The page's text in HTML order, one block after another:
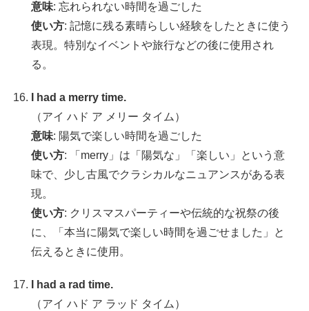
意味: 忘れられない時間を過ごした
使い方: 記憶に残る素晴らしい経験をしたときに使う
表現。特別なイベントや旅行などの後に使用され
る。
I had a merry time.
（アイ ハド ア メリー タイム）
意味: 陽気で楽しい時間を過ごした
使い方: 「merry」は「陽気な」「楽しい」という意
味で、少し古風でクラシカルなニュアンスがある表
現。
使い方: クリスマスパーティーや伝統的な祝祭の後
に、「本当に陽気で楽しい時間を過ごせました」と
伝えるときに使用。
I had a rad time.
（アイ ハド ア ラッド タイム）